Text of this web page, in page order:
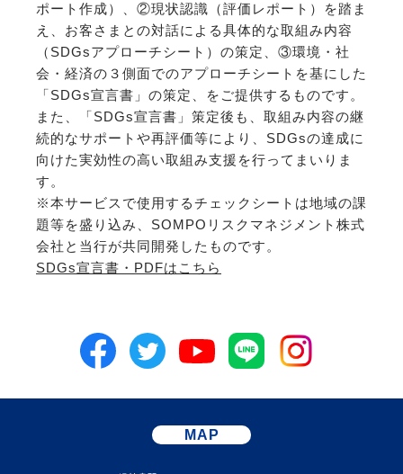
ポート作成）、②現状認識（評価レポート）を踏ま
え、お客さまとの対話による具体的な取組み内容
（SDGsアプローチシート）の策定、③環境・社
会・経済の３側面でのアプローチシートを基にした
「SDGs宣言書」の策定、をご提供するものです。
また、「SDGs宣言書」策定後も、取組み内容の継
続的なサポートや再評価等により、SDGsの達成に
向けた実効性の高い取組み支援を行ってまいりま
す。
※本サービスで使用するチェックシートは地域の課
題等を盛り込み、SOMPOリスクマネジメント株式
会社と当行が共同開発したものです。
SDGs宣言書・PDFはこちら
MAP